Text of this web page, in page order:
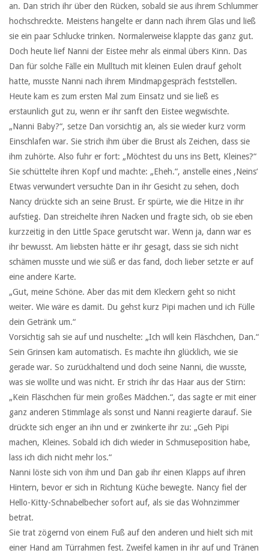
an. Dan strich ihr über den Rücken, sobald sie aus ihrem Schlummer
hochschreckte. Meistens hangelte er dann nach ihrem Glas und ließ
sie ein paar Schlucke trinken. Normalerweise klappte das ganz gut.
Doch heute lief Nanni der Eistee mehr als einmal übers Kinn. Das
Dan für solche Fälle ein Mulltuch mit kleinen Eulen drauf geholt
hatte, musste Nanni nach ihrem Mindmapgespräch feststellen.
Heute kam es zum ersten Mal zum Einsatz und sie ließ es
erstaunlich gut zu, wenn er ihr sanft den Eistee wegwischte.
„Nanni Baby?“, setze Dan vorsichtig an, als sie wieder kurz vorm
Einschlafen war. Sie strich ihm über die Brust als Zeichen, dass sie
ihm zuhörte. Also fuhr er fort: „Möchtest du uns ins Bett, Kleines?“
Sie schüttelte ihren Kopf und machte: „Eheh.“, anstelle eines ‚Neins‘
Etwas verwundert versuchte Dan in ihr Gesicht zu sehen, doch
Nancy drückte sich an seine Brust. Er spürte, wie die Hitze in ihr
aufstieg. Dan streichelte ihren Nacken und fragte sich, ob sie eben
kurzzeitig in den Little Space gerutscht war. Wenn ja, dann war es
ihr bewusst. Am liebsten hätte er ihr gesagt, dass sie sich nicht
schämen musste und wie süß er das fand, doch lieber setzte er auf
eine andere Karte.
„Gut, meine Schöne. Aber das mit dem Kleckern geht so nicht
weiter. Wie wäre es damit. Du gehst kurz Pipi machen und ich Fülle
dein Getränk um.“
Vorsichtig sah sie auf und nuschelte: „Ich will kein Fläschchen, Dan.“
Sein Grinsen kam automatisch. Es machte ihn glücklich, wie sie
gerade war. So zurückhaltend und doch seine Nanni, die wusste,
was sie wollte und was nicht. Er strich ihr das Haar aus der Stirn:
„Kein Fläschchen für mein großes Mädchen.“, das sagte er mit einer
ganz anderen Stimmlage als sonst und Nanni reagierte darauf. Sie
drückte sich enger an ihn und er zwinkerte ihr zu: „Geh Pipi
machen, Kleines. Sobald ich dich wieder in Schmuseposition habe,
lass ich dich nicht mehr los.“
Nanni löste sich von ihm und Dan gab ihr einen Klapps auf ihren
Hintern, bevor er sich in Richtung Küche bewegte. Nancy fiel der
Hello-Kitty-Schnabelbecher sofort auf, als sie das Wohnzimmer
betrat.
Sie trat zögernd von einem Fuß auf den anderen und hielt sich mit
einer Hand am Türrahmen fest. Zweifel kamen in ihr auf und Tränen